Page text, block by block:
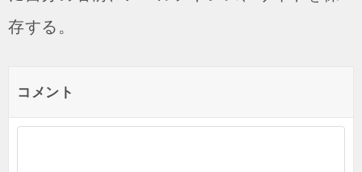
存する。
コメント